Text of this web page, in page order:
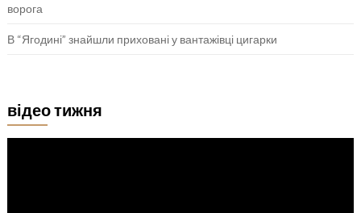
ворога
В “Ягодині” знайшли приховані у вантажівці цигарки
відео тижня